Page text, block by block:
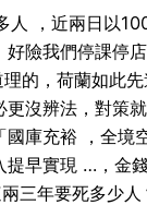
，近兩日以
險我們停課停
的，荷蘭如此
更沒辨法，對策
庫充裕 ，全境
提早實現 …，金
三年要死多少